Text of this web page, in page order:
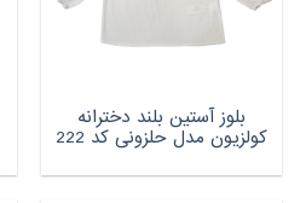
بلوز آستین بلند دخترانه
کولزیون مدل حلزونی کد 222